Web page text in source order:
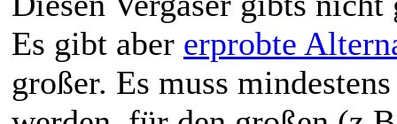
Es gibt aber erprobte
großer. Es muss